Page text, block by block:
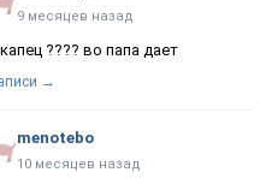
9 месяцев назад
???? во папа дает
→
menotebo
10 месяцев назад